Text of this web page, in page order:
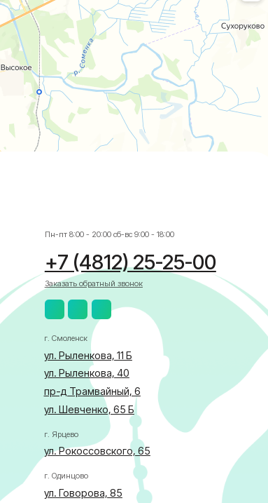
25-25-00
звонок
65
85
6
обработки персональных данных
- 20:00 сб-вс 9:00 - 18:00